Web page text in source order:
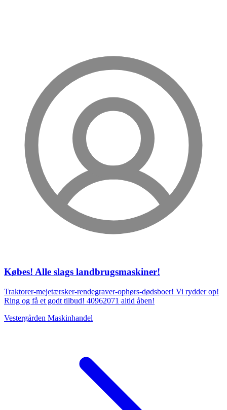
Købes! Alle slags landbrugsmaskiner!
Traktorer-mejetærsker-rendegraver-ophørs-dødsboer! Vi rydder op!
Ring og få et godt tilbud! 40962071 altid åben!
Vestergården Maskinhandel